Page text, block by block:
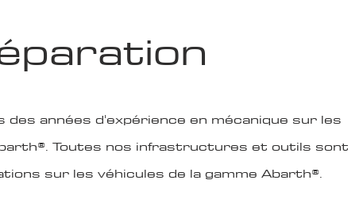
des années d'expérience en mécanique sur les
Toutes nos infrastructures et outils sont
sur les véhicules de la gamme Abarth®.